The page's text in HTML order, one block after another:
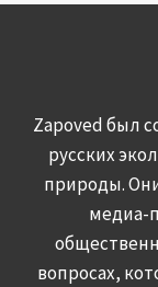
Zapoved был
русских
природы.
медиа-
вопросах,